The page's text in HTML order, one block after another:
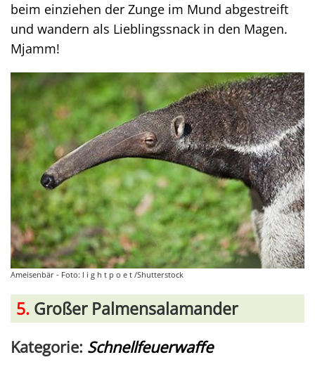
beim einziehen der Zunge im Mund abgestreift
und wandern als Lieblingssnack in den Magen.
Mjamm!
Ameisenbär - Foto: l i g h t p o e t /Shutterstock
5. Großer Palmensalamander
Kategorie: Schnellfeuerwaffe